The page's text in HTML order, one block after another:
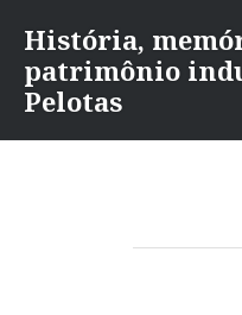
para
conteúdo
História,
patrimônio
Pelotas